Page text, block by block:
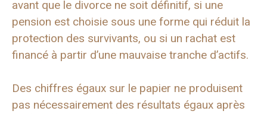
avant que le divorce ne soit définitif, si une
pension est choisie sous une forme qui réduit la
protection des survivants, ou si un rachat est
financé à partir d’une mauvaise tranche d’actifs.
Des chiffres égaux sur le papier ne produisent
pas nécessairement des résultats égaux après